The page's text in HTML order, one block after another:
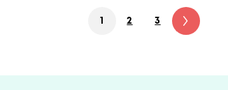
1 2 3 4